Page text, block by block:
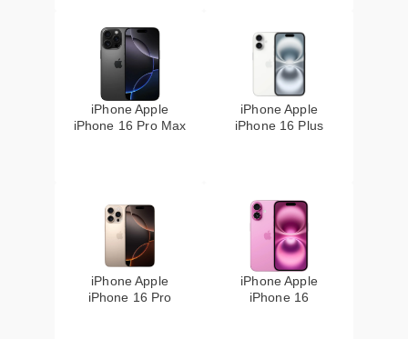
iPhone Apple
iPhone 16 Pro Max
iPhone Apple
iPhone 16 Plus
iPhone Apple
iPhone 16 Pro
iPhone Apple
iPhone 16